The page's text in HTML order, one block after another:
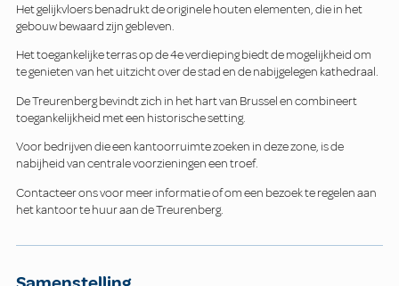
Het gelijkvloers benadrukt de originele houten elementen, die in het
gebouw bewaard zijn gebleven.
Het toegankelijke terras op de 4e verdieping biedt de mogelijkheid om
te genieten van het uitzicht over de stad en de nabijgelegen kathedraal.
De Treurenberg bevindt zich in het hart van Brussel en combineert
toegankelijkheid met een historische setting.
Voor bedrijven die een kantoorruimte zoeken in deze zone, is de
nabijheid van centrale voorzieningen een troef.
Contacteer ons voor meer informatie of om een bezoek te regelen aan
het kantoor te huur aan de Treurenberg.